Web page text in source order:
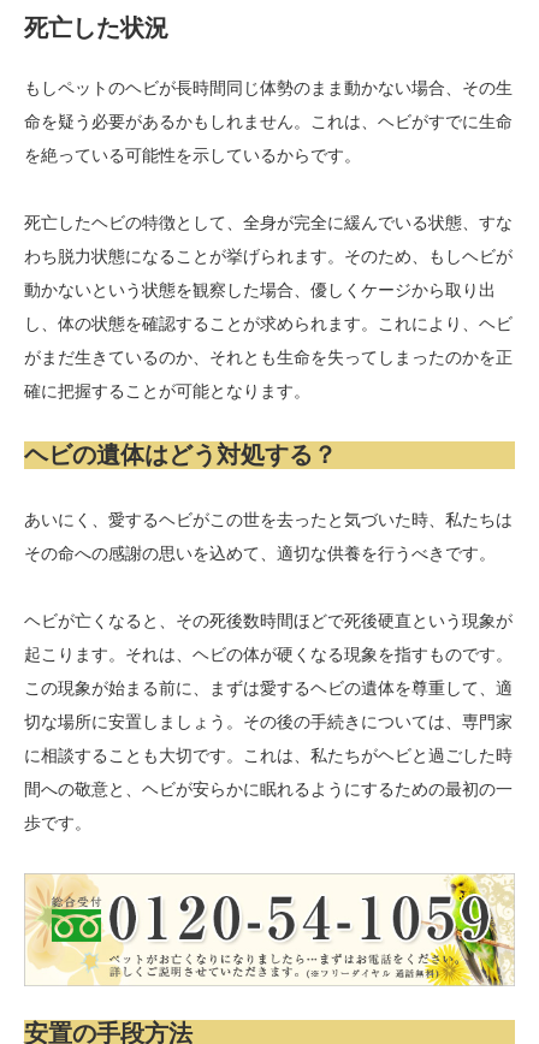
死亡した状況
もしペットのヘビが長時間同じ体勢のまま動かない場合、その生
命を疑う必要があるかもしれません。これは、ヘビがすでに生命
を絶っている可能性を示しているからです。
死亡したヘビの特徴として、全身が完全に緩んでいる状態、すな
わち脱力状態になることが挙げられます。そのため、もしヘビが
動かないという状態を観察した場合、優しくケージから取り出
し、体の状態を確認することが求められます。これにより、ヘビ
がまだ生きているのか、それとも生命を失ってしまったのかを正
確に把握することが可能となります。
ヘビの遺体はどう対処する？
あいにく、愛するヘビがこの世を去ったと気づいた時、私たちは
その命への感謝の思いを込めて、適切な供養を行うべきです。
ヘビが亡くなると、その死後数時間ほどで死後硬直という現象が
起こります。それは、ヘビの体が硬くなる現象を指すものです。
この現象が始まる前に、まずは愛するヘビの遺体を尊重して、適
切な場所に安置しましょう。その後の手続きについては、専門家
に相談することも大切です。これは、私たちがヘビと過ごした時
間への敬意と、ヘビが安らかに眠れるようにするための最初の一
歩です。
安置の手段方法